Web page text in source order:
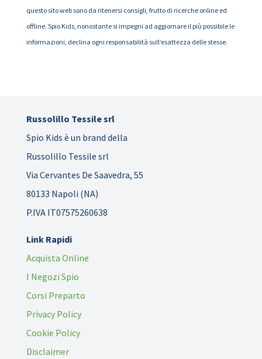
questo sito web sono da ritenersi consigli, frutto di ricerche online ed
offline. Spio Kids, nonostante si impegni ad aggiornare il più possibile le
informazioni, declina ogni responsabilità sull’esattezza delle stesse.
Russolillo Tessile srl
Spio Kids è un brand della
Russolillo Tessile srl
Via Cervantes De Saavedra, 55
80133 Napoli (NA)
P.IVA IT07575260638
Link Rapidi
Acquista Online
I Negozi Spio
Corsi Preparto
Privacy Policy
Cookie Policy
Disclaimer